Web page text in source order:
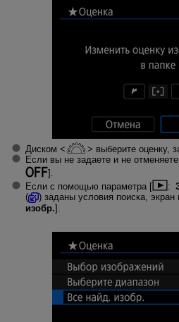
Диском выберите оценку,
Если вы не задаете и не
].
Если с помощью параметра [
:
(
) заданы условия поиска, экран
изобр.].